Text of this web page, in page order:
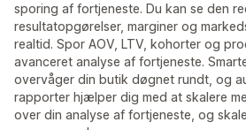
sporing af fortjeneste. Du kan se den
resultatopgørelser, marginer og
realtid. Spor AOV, LTV, kohorter og
avanceret analyse af fortjeneste.
overvåger din butik døgnet rundt, og
rapporter hjælper dig med at skalere
over din analyse af fortjeneste, og